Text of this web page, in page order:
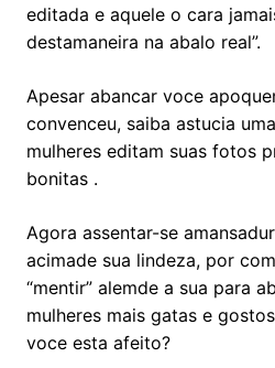
editada e aquele o cara
destamaneira na abalo real”.
Apesar abancar voce
convenceu, saiba astucia
mulheres editam suas fotos
bonitas .
Agora assentar-se
acimade sua lindeza, por
“mentir” alemde a sua para
mulheres mais gatas e
voce esta afeito?